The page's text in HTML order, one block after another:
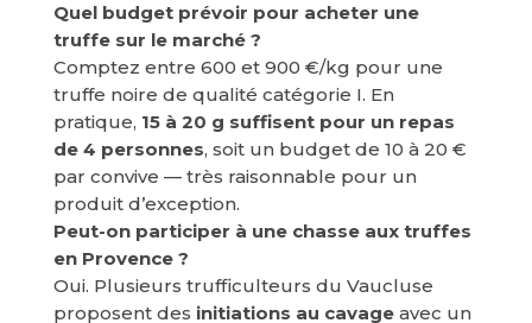
Quel budget prévoir pour acheter une
truffe sur le marché ?
Comptez entre 600 et 900 €/kg pour une
truffe noire de qualité catégorie I. En
pratique, 15 à 20 g suffisent pour un repas
de 4 personnes, soit un budget de 10 à 20 €
par convive — très raisonnable pour un
produit d’exception.
Peut-on participer à une chasse aux truffes
en Provence ?
Oui. Plusieurs trufficulteurs du Vaucluse
proposent des initiations au cavageavec un